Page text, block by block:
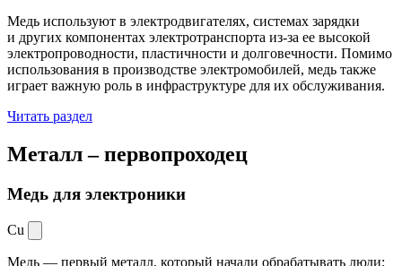
Медь используют в электродвигателях, системах зарядки
и других компонентах электротранспорта из-за ее высокой
электропроводности, пластичности и долговечности. Помимо
использования в производстве электромобилей, медь также
играет важную роль в инфраструктуре для их обслуживания.
Читать раздел
Металл –первопроходец
Медь для электроники
Cu
Медь — первый металл, который начали обрабатывать люди: